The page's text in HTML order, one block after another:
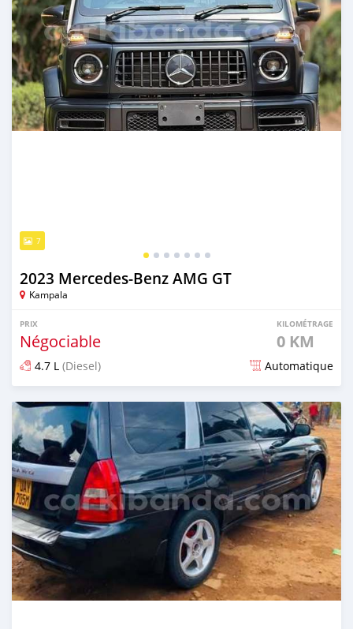
7
2023 Mercedes‒Benz AMG GT
Kampala
PRIX
Négociable
KILOMÉTRAGE
0 KM
4.7 L (Diesel) Automatique
Publié il y a 2 jours